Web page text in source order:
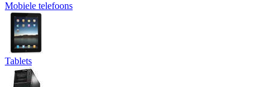
Mobiele telefoons
Tablets